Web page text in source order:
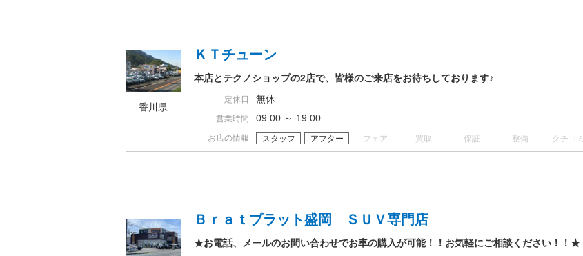
香川県
ＫＴチューン
本店とテクノショップの2店で、皆様のご来店をお待ちしております♪
定休日 無休
営業時間 09:00 ～ 19:00
お店の情報 スタッフ アフター フェア 買取 保証 整備 クチコミ
Ｂｒａｔブラット盛岡 ＳＵＶ専門店
★お電話、メールのお問い合わせでお車の購入が可能！！お気軽にご相談ください！！★